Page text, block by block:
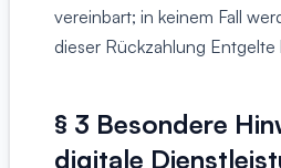
vereinbart; in keinem Fall
dieser Rückzahlung
§ 3 Besondere
digitale